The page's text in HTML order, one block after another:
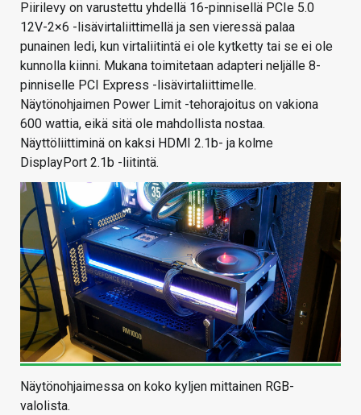
Piirilevy on varustettu yhdellä 16-pinnisellä PCIe 5.0
12V-2×6 -lisävirtaliittimellä ja sen vieressä palaa
punainen ledi, kun virtaliitintä ei ole kytketty tai se ei ole
kunnolla kiinni. Mukana toimitetaan adapteri neljälle 8-
pinniselle PCI Express -lisävirtaliittimelle.
Näytönohjaimen Power Limit -tehorajoitus on vakiona
600 wattia, eikä sitä ole mahdollista nostaa.
Näyttöliittiminä on kaksi HDMI 2.1b- ja kolme
DisplayPort 2.1b -liitintä.
Näytönohjaimessa on koko kyljen mittainen RGB-
valolista.